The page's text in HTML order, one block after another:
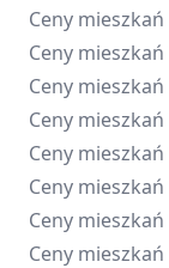
Ceny mieszkań
Ceny mieszkań
Ceny mieszkań
Ceny mieszkań
Ceny mieszkań
Ceny mieszkań
Ceny mieszkań
Ceny mieszkań